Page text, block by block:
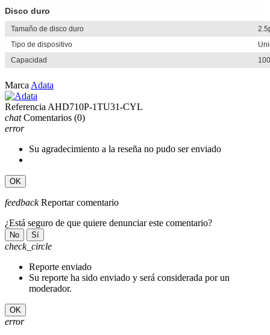
Disco duro
Tamaño de disco duro
Tipo de dispositivo
Capacidad
Marca Adata
Referencia AHD710P-1TU31-CYL
chat Comentarios (0)
error
Su agradecimiento a la reseña no pudo ser enviado
OK
feedback Reportar comentario
¿Está seguro de que quiere denunciar este comentario?
No Sí
check_circle
Reporte enviado
Su reporte ha sido enviado y será considerada por un
moderador.
OK
error